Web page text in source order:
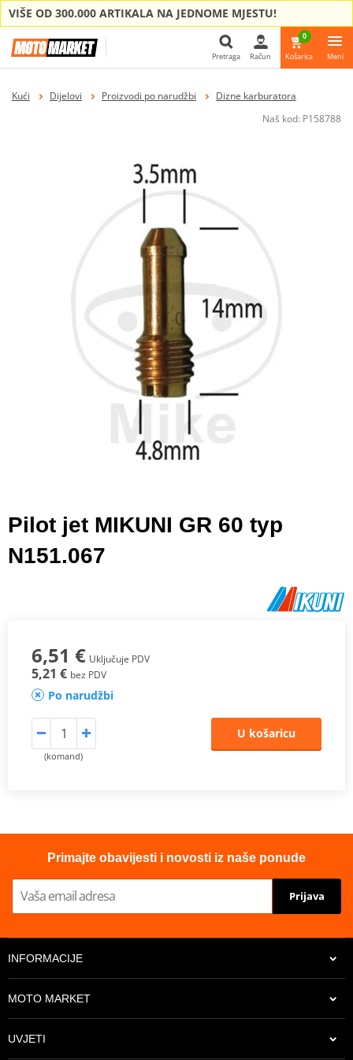
VIŠE OD 300.000 ARTIKALA NA JEDNOME MJESTU!
Pretraga
Pretraga Račun
0
Košarica Meni
Kući Dijelovi Proizvodi po narudžbi
Dizne karburatora
Naš kod: P158788
Pilot jet MIKUNI GR 60 typ
N151.067
6,51 € Uključuje PDV
5,21 € bez PDV
Po narudžbi
(komand)
U košaricu
Primajte obavijesti i novosti iz naše ponude
Prijava
INFORMACIJE
MOTO MARKET
UVJETI